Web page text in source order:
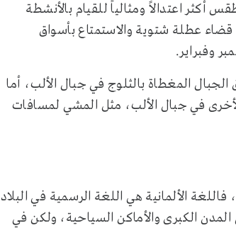
اعتدالاً ومثالياً للقيام بالأنشطة
عطلة شتوية والاستمتاع بأسواق
وفبراير.
المغطاة بالثلوج في جبال الألب، أما
في جبال الألب، مثل المشي لمسافات
الألمانية هي اللغة الرسمية في البلاد
الكبرى والأماكن السياحية، ولكن في